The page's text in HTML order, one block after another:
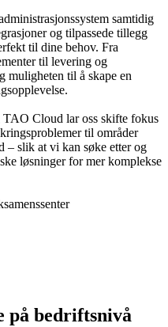
samtidig
og tilpassede tillegg
til dine behov. Fra
til levering og
muligheten til å skape en
Cloud lar oss skifte fokus
til områder
– slik at vi kan søke etter og
løsninger for mer komplekse
på bedriftsnivå